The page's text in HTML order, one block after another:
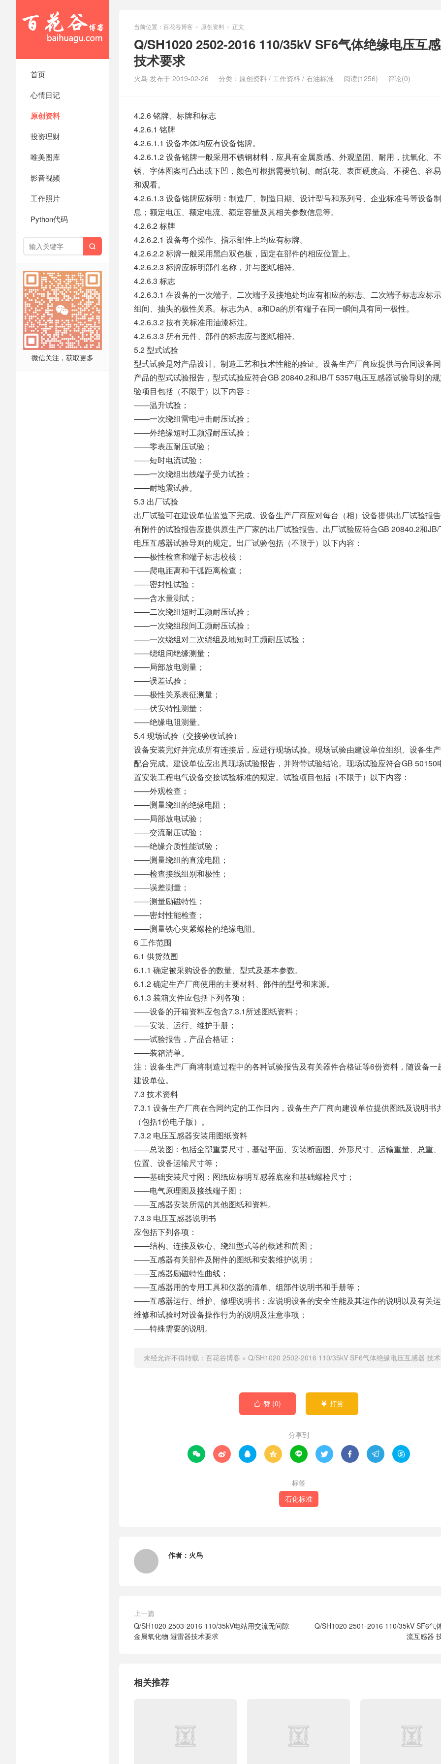
首页
心情日记
原创资料
投资理财
唯美图库
影音视频
工作照片
Python代码

微信关注，获取更多
当前位置： 百花谷博客 > 原创资料 > 正文
Q/SH1020 2502-2016 110/35kV SF6气体绝缘电压互
技术要求
火鸟 发布于 2019-02-26 分类： 原创资料 / 工作资料 / 石油标准 阅读(1256) 评论(0)
4.2.6 铭牌、标牌和标志
4.2.6.1 铭牌
4.2.6.1.1 设备本体均应有设备铭牌。
4.2.6.1.2 设备铭牌一般采用不锈钢材料，应具有金属质感、外观坚固、耐用，抗氧化、
锈、字体图案可凸出或下凹，颜色可根据需要填制、耐刮花、表面硬度高、不褪色、容
和观看。
4.2.6.1.3 设备铭牌应标明：制造厂、制造日期、设计型号和系列号、企业标准号等设备
息；额定电压、额定电流、额定容量及其相关参数信息等。
4.2.6.2 标牌
4.2.6.2.1 设备每个操作、指示部件上均应有标牌。
4.2.6.2.2 标牌一般采用黑白双色板，固定在部件的相应位置上。
4.2.6.2.3 标牌应标明部件名称，并与图纸相符。
4.2.6.3 标志
4.2.6.3.1 在设备的一次端子、二次端子及接地处均应有相应的标志。二次端子标志应标
组间、抽头的极性关系。标志为A、a和Da的所有端子在同一瞬间具有同一极性。
4.2.6.3.2 按有关标准用油漆标注。
4.2.6.3.3 所有元件、部件的标志应与图纸相符。
5.2 型式试验
型式试验是对产品设计、制造工艺和技术性能的验证。设备生产厂商应提供与合同设备
产品的型式试验报告，型式试验应符合GB 20840.2和JB/T 5357电压互感器试验导则的
验项目包括（不限于）以下内容：
——温升试验；
——一次绕组雷电冲击耐压试验；
——外绝缘短时工频湿耐压试验；
——零表压耐压试验；
——短时电流试验；
——一次绕组出线端子受力试验；
——耐地震试验。
5.3 出厂试验
出厂试验可在建设单位监造下完成。设备生产厂商应对每台（相）设备提供出厂试验报
有附件的试验报告应提供原生产厂家的出厂试验报告。出厂试验应符合GB 20840.2和
电压互感器试验导则的规定。出厂试验包括（不限于）以下内容：
——极性检查和端子标志校核；
——爬电距离和干弧距离检查；
——密封性试验；
——含水量测试；
——二次绕组短时工频耐压试验；
——一次绕组段间工频耐压试验；
——一次绕组对二次绕组及地短时工频耐压试验；
——绕组间绝缘测量；
——局部放电测量；
——误差试验；
——极性关系表征测量；
——伏安特性测量；
——绝缘电阻测量。
5.4 现场试验（交接验收试验）
设备安装完好并完成所有连接后，应进行现场试验。现场试验由建设单位组织、设备生
配合完成。建设单位应出具现场试验报告，并附带试验结论。现场试验应符合GB 50150
置安装工程电气设备交接试验标准的规定。试验项目包括（不限于）以下内容：
——外观检查；
——测量绕组的绝缘电阻；
——局部放电试验；
——交流耐压试验；
——绝缘介质性能试验；
——测量绕组的直流电阻；
——检查接线组别和极性；
——误差测量；
——测量励磁特性；
——密封性能检查；
——测量铁心夹紧螺栓的绝缘电阻。
6 工作范围
6.1 供货范围
6.1.1 确定被采购设备的数量、型式及基本参数。
6.1.2 确定生产厂商使用的主要材料、部件的型号和来源。
6.1.3 装箱文件应包括下列各项：
——设备的开箱资料应包含7.3.1所述图纸资料；
——安装、运行、维护手册；
——试验报告，产品合格证；
——装箱清单。
注：设备生产厂商将制造过程中的各种试验报告及有关器件合格证等6份资料，随设备一
建设单位。
7.3 技术资料
7.3.1 设备生产厂商在合同约定的工作日内，设备生产厂商向建设单位提供图纸及说明书
（包括1份电子版）。
7.3.2 电压互感器安装用图纸资料
——总装图：包括全部重要尺寸，基础平面、安装断面图、外形尺寸、运输重量、总重
位置、设备运输尺寸等；
——基础安装尺寸图：图纸应标明互感器底座和基础螺栓尺寸；
——电气原理图及接线端子图；
——互感器安装所需的其他图纸和资料。
7.3.3 电压互感器说明书
应包括下列各项：
——结构、连接及铁心、绕组型式等的概述和简图；
——互感器有关部件及附件的图纸和安装维护说明；
——互感器励磁特性曲线；
——互感器用的专用工具和仪器的清单、组部件说明书和手册等；
——互感器运行、维护、修理说明书：应说明设备的安全性能及其运作的说明以及有关
维修和试验时对设备操作行为的说明及注意事项；
——特殊需要的说明。
未经允许不得转载： 百花谷博客 » Q/SH1020 2502-2016 110/35kV SF6气体绝缘电压互感器 技
 赞 (0)  打赏
分享到
        
标签
石化标准
作者： 火鸟
上一篇
Q/SH1020 2503-2016 110/35kV电站用交流无间隙
金属氧化物 避雷器技术要求
Q/SH1020 2501-2016 110/35kV SF6气
流互感器
相关推荐